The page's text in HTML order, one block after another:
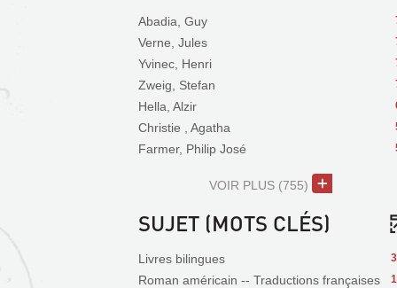
Abadia, Guy
Verne, Jules
Yvinec, Henri
Zweig, Stefan
Hella, Alzir
Christie , Agatha
Farmer, Philip José
VOIR PLUS (755)
SUJET (MOTS CLÉS)
Livres bilingues
Roman américain -- Traductions françaises